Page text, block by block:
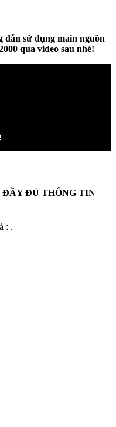
dẫn sử dụng main nguồn
qua video sau nhé!
ĐỦ THÔNG TIN
: .